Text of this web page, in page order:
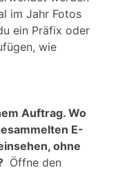
im Jahr Fotos
ein Präfix oder
wie
Auftrag. Wo
E-
ohne
Öffne den